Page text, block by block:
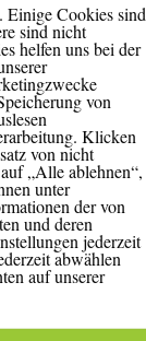
Einige Cookies sind
sind nicht
helfen uns bei der
von
Klicken
von nicht
„Alle ablehnen“,
unter
der von
und deren
jederzeit
abwählen
auf unserer